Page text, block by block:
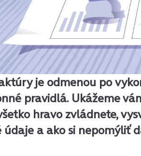
je odmenou po
pravidlá. Ukážeme
hravo zvládnete,
a ako si nepomýliť